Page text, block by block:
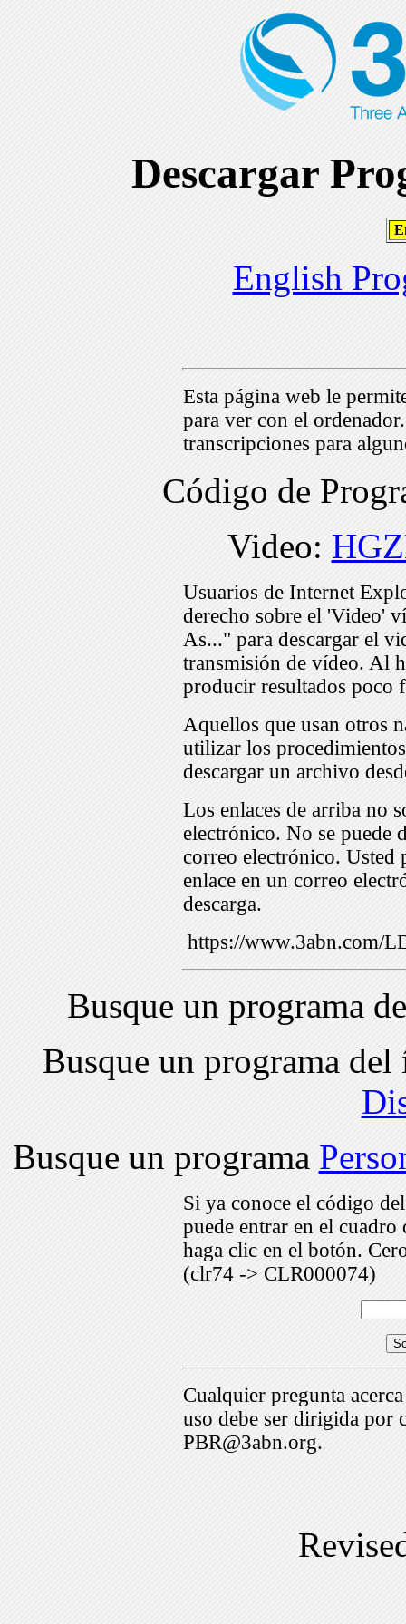
Descargar
English
Esta página web le
para ver con el
transcripciones para
Código de
Video:
Usuarios de Internet
derecho sobre el 'Video'
As..." para descargar el
transmisión de vídeo. Al
producir resultados poco
Aquellos que usan otros
utilizar los
descargar un archivo
Los enlaces de arriba no
electrónico. No se puede
correo electrónico. Usted
enlace en un correo
descarga.
https://www.3abn.com/
Busque un programa
Busque un programa
Busque un programa
Si ya conoce el código
puede entrar en el
haga clic en el botón.
(clr74 -> CLR000074)
Cualquier pregunta
uso debe ser dirigida por
PBR@3abn.org.